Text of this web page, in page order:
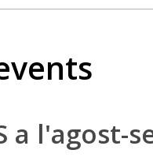
a l'agost-